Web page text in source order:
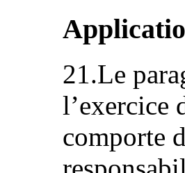
21.Le
l’exercice
comporte